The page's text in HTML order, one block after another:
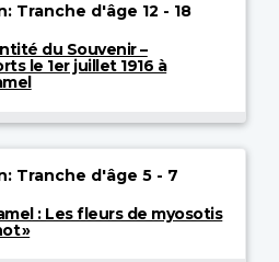
Tranche d'âge 12 - 18
du Souvenir –
le 1er juillet 1916 à
Tranche d'âge 5 - 7
: Les fleurs de myosotis
»